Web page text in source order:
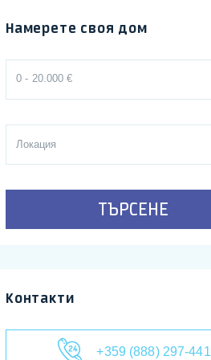
Намерете своя дом
0 - 20.000 €
ТЪРСЕНЕ
Контакти
+359 (888) 297-441